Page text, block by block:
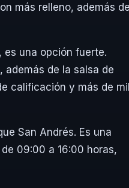
más relleno, además
es una opción fuerte.
además de la salsa de
calificación y más de
San Andrés. Es una
09:00 a 16:00 horas,